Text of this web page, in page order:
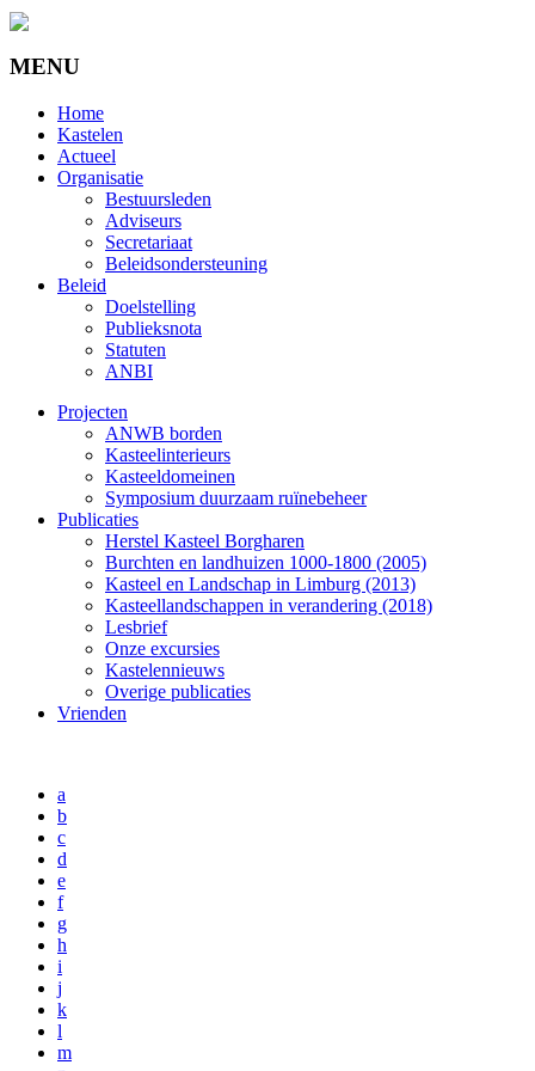
MENU
Home
Kastelen
Actueel
Organisatie
Bestuursleden
Adviseurs
Secretariaat
Beleidsondersteuning
Beleid
Doelstelling
Publieksnota
Statuten
ANBI
Projecten
ANWB borden
Kasteelinterieurs
Kasteeldomeinen
Symposium duurzaam ruïnebeheer
Publicaties
Herstel Kasteel Borgharen
Burchten en landhuizen 1000-1800 (2005)
Kasteel en Landschap in Limburg (2013)
Kasteellandschappen in verandering (2018)
Lesbrief
Onze excursies
Kastelennieuws
Overige publicaties
Vrienden
a
b
c
d
e
f
g
h
i
j
k
l
m